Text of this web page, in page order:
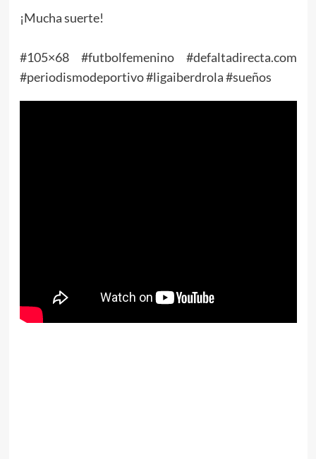
¡Mucha suerte!
#105×68 #futbolfemenino #defaltadirecta.com
#periodismodeportivo #ligaiberdrola #sueños